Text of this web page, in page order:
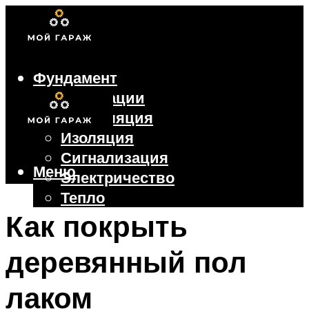
Фундамент
Коммуникации
Вентиляция
Изоляция
Сигнализация
Электричество
Тепло
Крыша
Ворота
Меню
Меню
Как покрыть
деревянный пол
лаком